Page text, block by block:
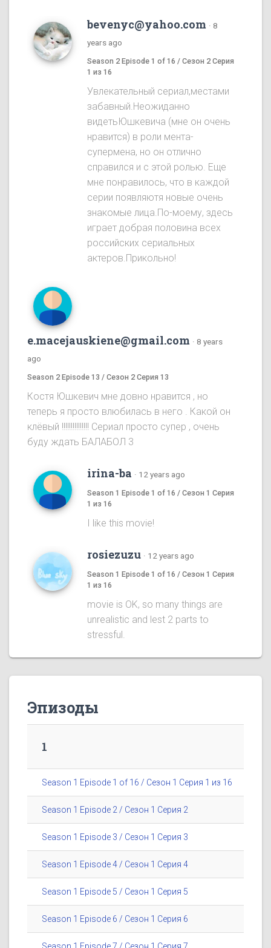
bevenyc@yahoo.com · 8
years ago
Season 2 Episode 1 of 16 / Сезон 2 Серия
1 из 16
Увлекательный сериал,местами
забавный.Неожиданно
видетьЮшкевича (мне он очень
нравится) в роли мента-
супермена, но он отлично
справился и с этой ролью. Еще
мне понравилось, что в каждой
серии появляютя новые очень
знакомые лица.По-моему, здесь
играет добрая половина всех
российских сериальных
актеров.Прикольно!
e.macejauskiene@gmail.com · 8 years
ago
Season 2 Episode 13 / Сезон 2 Серия 13
Костя Юшкевич мне довно нравится , но
теперь я просто влюбилась в него . Какой он
клёвый !!!!!!!!!!!!!!! Сериал просто супер , очень
буду ждать БАЛАБОЛ 3
irina-ba · 12 years ago
Season 1 Episode 1 of 16 / Сезон 1 Серия
1 из 16
I like this movie!
rosiezuzu · 12 years ago
Season 1 Episode 1 of 16 / Сезон 1 Серия
1 из 16
movie is OK, so many things are
unrealistic and lest 2 parts to
stressful.
Эпизоды
1
Season 1 Episode 1 of 16 / Сезон 1 Серия 1 из 16
Season 1 Episode 2 / Сезон 1 Серия 2
Season 1 Episode 3 / Сезон 1 Серия 3
Season 1 Episode 4 / Сезон 1 Серия 4
Season 1 Episode 5 / Сезон 1 Серия 5
Season 1 Episode 6 / Сезон 1 Серия 6